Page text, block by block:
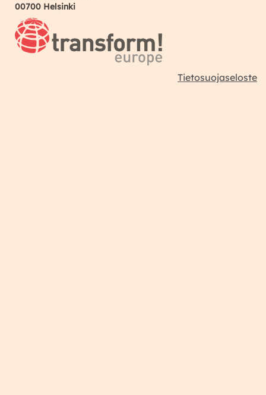
00700 Helsinki
Tietosuojaseloste